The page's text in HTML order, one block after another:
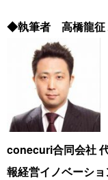
◆執筆者 高橋龍征
conecuri合同会社
報経営イノベーシ